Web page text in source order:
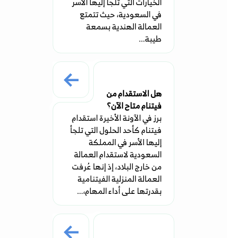
في السعودية، حيث تتمتع
العمالة الهندية بسمعة
طيبة...
هل الاستقدام من
فيتنام متاح الآن؟
برز في الآونة الأخيرة استقدام
فيتنام كأحد الحلول التي تلجأ
إليها الأسر في المملكة
السعودية لاستقدام العمالة
من خارج البلاد، إذ إنها عُرفت
العمالة المنزلية الفيتنامية
بقدرتها على أداء المهام،...